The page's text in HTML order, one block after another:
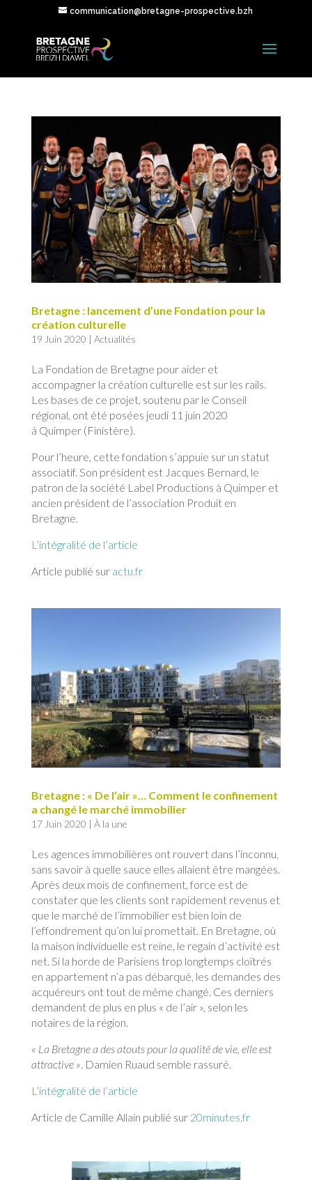
communication@bretagne-prospective.bzh
Bretagne : lancement d’une Fondation pour la
création culturelle
19 Juin 2020 | Actualités
La Fondation de Bretagne pour aider et
accompagner la création culturelle est sur les rails.
Les bases de ce projet, soutenu par le Conseil
régional, ont été posées jeudi 11 juin 2020
à Quimper (Finistère).
Pour l’heure, cette fondation s’appuie sur un statut
associatif. Son président est Jacques Bernard, le
patron de la société Label Productions à Quimper et
ancien président de l’association Produit en
Bretagne.
L’intégralité de l’article
Article publié sur actu.fr
Bretagne : « De l’air »… Comment le confinement
a changé le marché immobilier
17 Juin 2020 À la une
Les agences immobilières ont rouvert dans l’inconnu,
sans savoir à quelle sauce elles allaient être mangées.
Après deux mois de confinement, force est de
constater que les clients sont rapidement revenus et
que le marché de l’immobilier est bien loin de
l’effondrement qu’on lui promettait. En Bretagne, où
la maison individuelle est reine, le regain d’activité est
net. Si la horde de Parisiens trop longtemps cloîtrés
en appartement n’a pas débarqué, les demandes des
acquéreurs ont tout de même changé. Ces derniers
demandent de plus en plus « de l’air », selon les
notaires de la région.
« La Bretagne a des atouts pour la qualité de vie, elle est
attractive ». Damien Ruaud semble rassuré.
L’intégralité de l’article
Article de Camille Allain publié sur 20minutes.fr